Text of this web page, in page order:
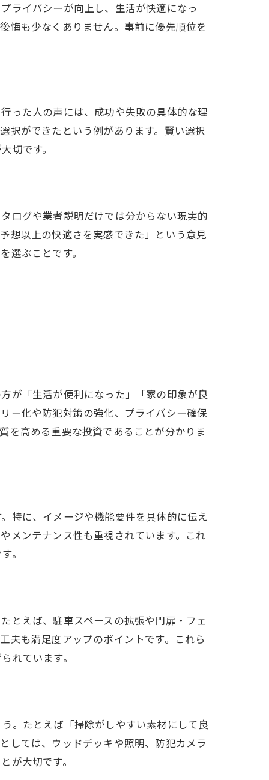
ライバシーが向上し、生活が快適になっ
悔も少なくありません。事前に優先順位を
った人の声には、成功や失敗の具体的な理
択ができたという例があります。賢い選択
切です。
ログや業者説明だけでは分からない現実的
想以上の快適さを実感できた」という意見
選ぶことです。
が「生活が便利になった」「家の印象が良
ー化や防犯対策の強化、プライバシー確保
を高める重要な投資であることが分かりま
特に、イメージや機能要件を具体的に伝え
メンテナンス性も重視されています。これ
。
とえば、駐車スペースの拡張や門扉・フェ
夫も満足度アップのポイントです。これら
れています。
。たとえば「掃除がしやすい素材にして良
しては、ウッドデッキや照明、防犯カメラ
が大切です。